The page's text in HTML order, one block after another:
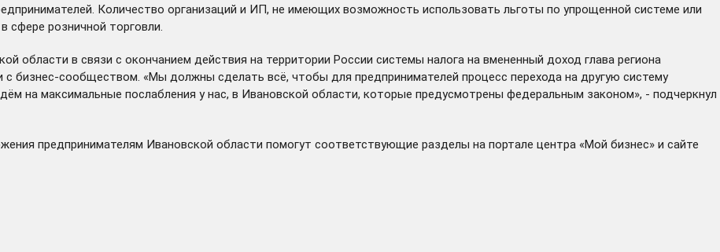
Количество организаций и ИП, не имеющих возможность использовать льготы по упрощенной системе или
сфере розничной торговли.
области в связи с окончанием действия на территории России системы налога на вмененный доход глава региона
с бизнес-сообществом. «Мы должны сделать всё, чтобы для предпринимателей процесс перехода на другую систему
на максимальные послабления у нас, в Ивановской области, которые предусмотрены федеральным законом», - подчеркнул
предпринимателям Ивановской области помогут соответствующие разделы на портале центра «Мой бизнес» и сайте